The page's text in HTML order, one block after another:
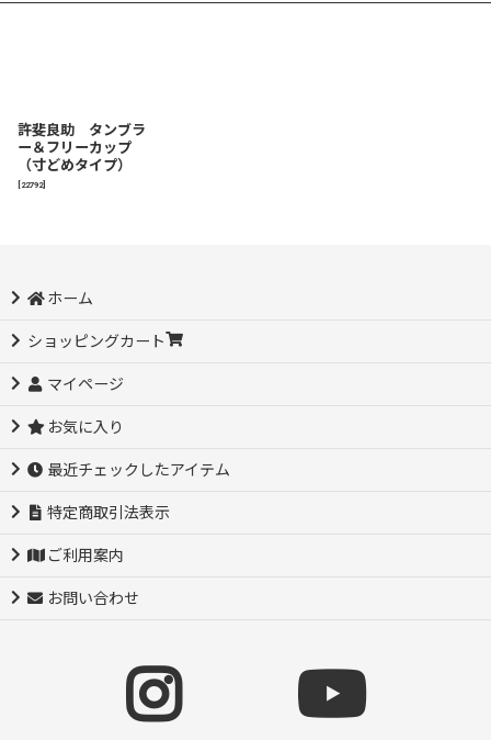
許斐良助 タンブラ
ー＆フリーカップ
（寸どめタイプ）
22792]
ホーム
ショッピングカート
マイページ
お気に入り
最近チェックしたアイテム
特定商取引法表示
ご利用案内
お問い合わせ